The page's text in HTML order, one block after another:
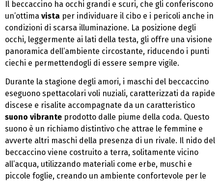
Il beccaccino ha occhi grandi e scuri, che gli conferiscono
un’ottima vista per individuare il cibo e i pericoli anche in
condizioni di scarsa illuminazione. La posizione degli
occhi, leggermente ai lati della testa, gli offre una visione
panoramica dell’ambiente circostante, riducendo i punti
ciechi e permettendogli di essere sempre vigile.
Durante la stagione degli amori, i maschi del beccaccino
eseguono spettacolari voli nuziali, caratterizzati da rapide
discese e risalite accompagnate da un caratteristico
suono vibrante prodotto dalle piume della coda. Questo
suono è un richiamo distintivo che attrae le femmine e
avverte altri maschi della presenza di un rivale. Il nido del
beccaccino viene costruito a terra, solitamente vicino
all’acqua, utilizzando materiali come erbe, muschi e
piccole foglie, creando un ambiente confortevole per le